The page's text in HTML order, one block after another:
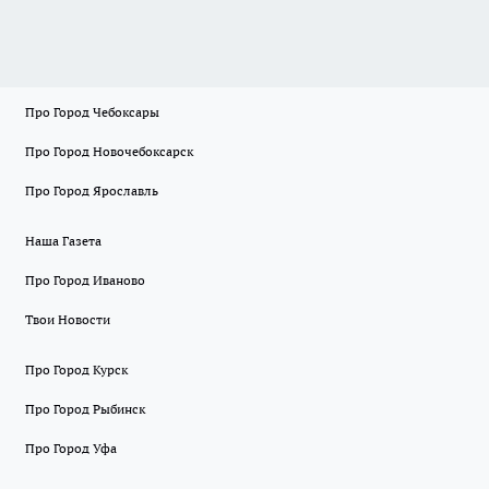
Про Город Чебоксары
Про Город Новочебоксарск
Про Город Ярославль
Наша Газета
Про Город Иваново
Твои Новости
Про Город Курск
Про Город Рыбинск
Про Город Уфа